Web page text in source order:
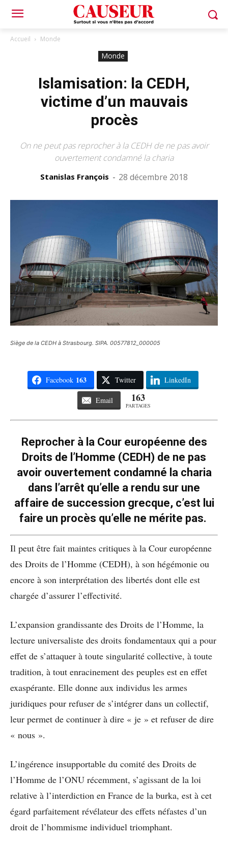
Accueil Monde
Monde
Islamisation: la CEDH,
victime d’un mauvais
procès
On ne peut pas reprocher à la CEDH de ne pas avoir
ouvertement condamné la charia
Stanislas François - 28 décembre 2018
Siège de la CEDH à Strasbourg. SIPA. 00577812_000005
Facebook 163 Twitter LinkedIn
Email 163
PARTAGES
Reprocher à la Cour européenne des
Droits de l’Homme (CEDH) de ne pas
avoir ouvertement condamné la charia
dans l’arrêt qu’elle a rendu sur une
affaire de succession grecque, c’est lui
faire un procès qu’elle ne mérite pas.
Il peut être fait maintes critiques à la Cour européenne
des Droits de l’Homme (CEDH), à son hégémonie ou
encore à son interprétation des libertés dont elle est
chargée d’assurer l’effectivité.
L’expansion grandissante des Droits de l’Homme, la
lecture universaliste des droits fondamentaux qui a pour
effet de s’attaquer à toute singularité collective, à toute
tradition, à tout enracinement des peuples est en effet
exaspérante. Elle donne aux individus les armes
juridiques pour refuser de s’intégrer dans un collectif,
leur permet de continuer à dire « je » et refuser de dire
« nous ».
L’ingérence insupportable du comité des Droits de
l’Homme de l’ONU récemment, s’agissant de la loi
relative à l’interdiction en France de la burka, est à cet
égard parfaitement révélateur des effets néfastes d’un
droit de l’hommisme individuel triomphant.